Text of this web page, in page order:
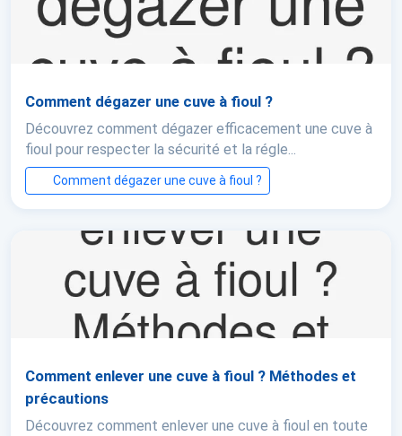
Comment dégazer une cuve à fioul ?
Découvrez comment dégazer efficacement une cuve à
fioul pour respecter la sécurité et la régle...
Comment dégazer une cuve à fioul ?
Comment enlever une cuve à fioul ? Méthodes et
précautions
Découvrez comment enlever une cuve à fioul en toute